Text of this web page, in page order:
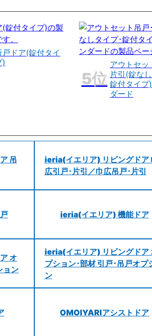
戸ドア(錠付タイ
)
アウトセッ
片引(錠な
錠付タイプ
ダード
吊
ieria(イエリア) リビングドア
広引戸･片引／巾広吊戸･片引
ieria(イエリア) 機能ドア
オ
ョン
ieria(イエリア) リビングドア
プション･部材 引戸･吊戸オプ
ン
OMOIYARIアシストドア